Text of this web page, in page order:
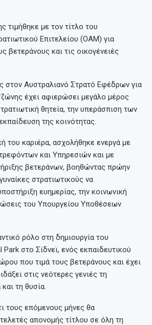
τιμήθηκε με τον τίτλο του
Επιτελείου (OAM) για
βετεράνους και τις οικογένειές
στον Αυστραλιανό Στρατό Εφέδρων για
έχει αφιερώσει μεγάλο μέρος
θητεία, την υπεράσπιση των
της κοινότητας.
του καριέρα, ασχολήθηκε ενεργά με
και Υπηρεσιών και με
βετεράνων, βοηθώντας πρώην
στρατιωτικούς να
ευημερίας, την κοινωνική
του Υπουργείου Υποθέσεων
ρόλο στη δημιουργία του
στο Σίδνεϊ, ενός εκπαιδευτικού
που τιμά τους βετεράνους και έχει
στις νεότερες γενιές τη
τη θυσία.
τους επόμενους μήνες θα
απονομής τίτλου σε όλη τη